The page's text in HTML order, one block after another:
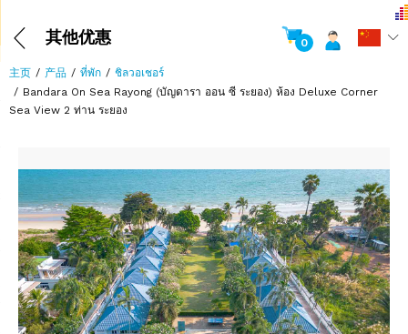
其他优惠 0
主页 产品 ที่พัก
ชิลวอเชอร์
Bandara On Sea Rayong (บัญดารา ออน ซี ระยอง) ห้อง Deluxe Corner
Sea View 2 ท่าน ระยอง